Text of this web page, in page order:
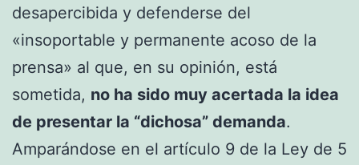
desapercibida y defenderse del
«insoportable y permanente acoso de la
prensa» al que, en su opinión, está
sometida, no ha sido muy acertada la idea
de presentar la “dichosa” demanda.
Amparándose en el artículo 9 de la Ley de 5